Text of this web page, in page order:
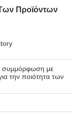
Προϊόντων
συμμόρφωση με
την ποιότητα των